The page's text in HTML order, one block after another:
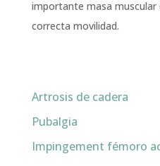
importante masa muscular
correcta movilidad.
Artrosis de cadera
Pubalgia
Impingement fémoro